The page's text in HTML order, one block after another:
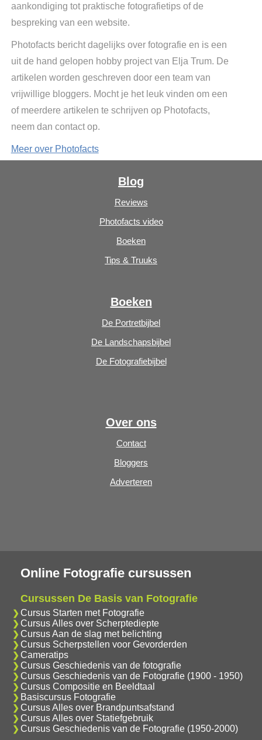
aankondiging tot praktische fotografietips of de
bespreking van een website.
Photofacts bericht dagelijks over fotografie en is een
uit de hand gelopen hobby project van Elja Trum. De
artikelen worden geschreven door een team van
vrijwillige bloggers. Mocht je het leuk vinden om een
of meerdere artikelen te schrijven op Photofacts,
neem dan contact op.
Meer over Photofacts
Blog
Reviews
Photofacts video
Boeken
Tips & Truuks
Boeken
De Portretbijbel
De Landschapsbijbel
De Fotografiebijbel
Over ons
Contact
Bloggers
Adverteren
Online Fotografie cursussen
Cursussen De Basis van Fotografie
Cursus Starten met Fotografie
Cursus Alles over Scherptediepte
Cursus Aan de slag met belichting
Cursus Scherpstellen voor Gevorderden
Cameratips
Cursus Geschiedenis van de fotografie
Cursus Geschiedenis van de Fotografie (1900 - 1950)
Cursus Compositie en Beeldtaal
Basiscursus Fotografie
Cursus Alles over Brandpuntsafstand
Cursus Alles over Statiefgebruik
Cursus Geschiedenis van de Fotografie (1950-2000)